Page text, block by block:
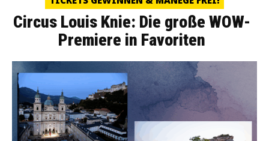
Circus Louis Knie: Die große WOW-
Premiere in Favoriten